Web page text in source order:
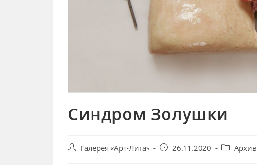
Синдром Золушки
Post Галерея «Арт-Лига»
Запись26.11.2020
PostАрхив